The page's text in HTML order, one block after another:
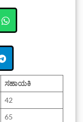
ಸಹಾಯಕಿ
42
65